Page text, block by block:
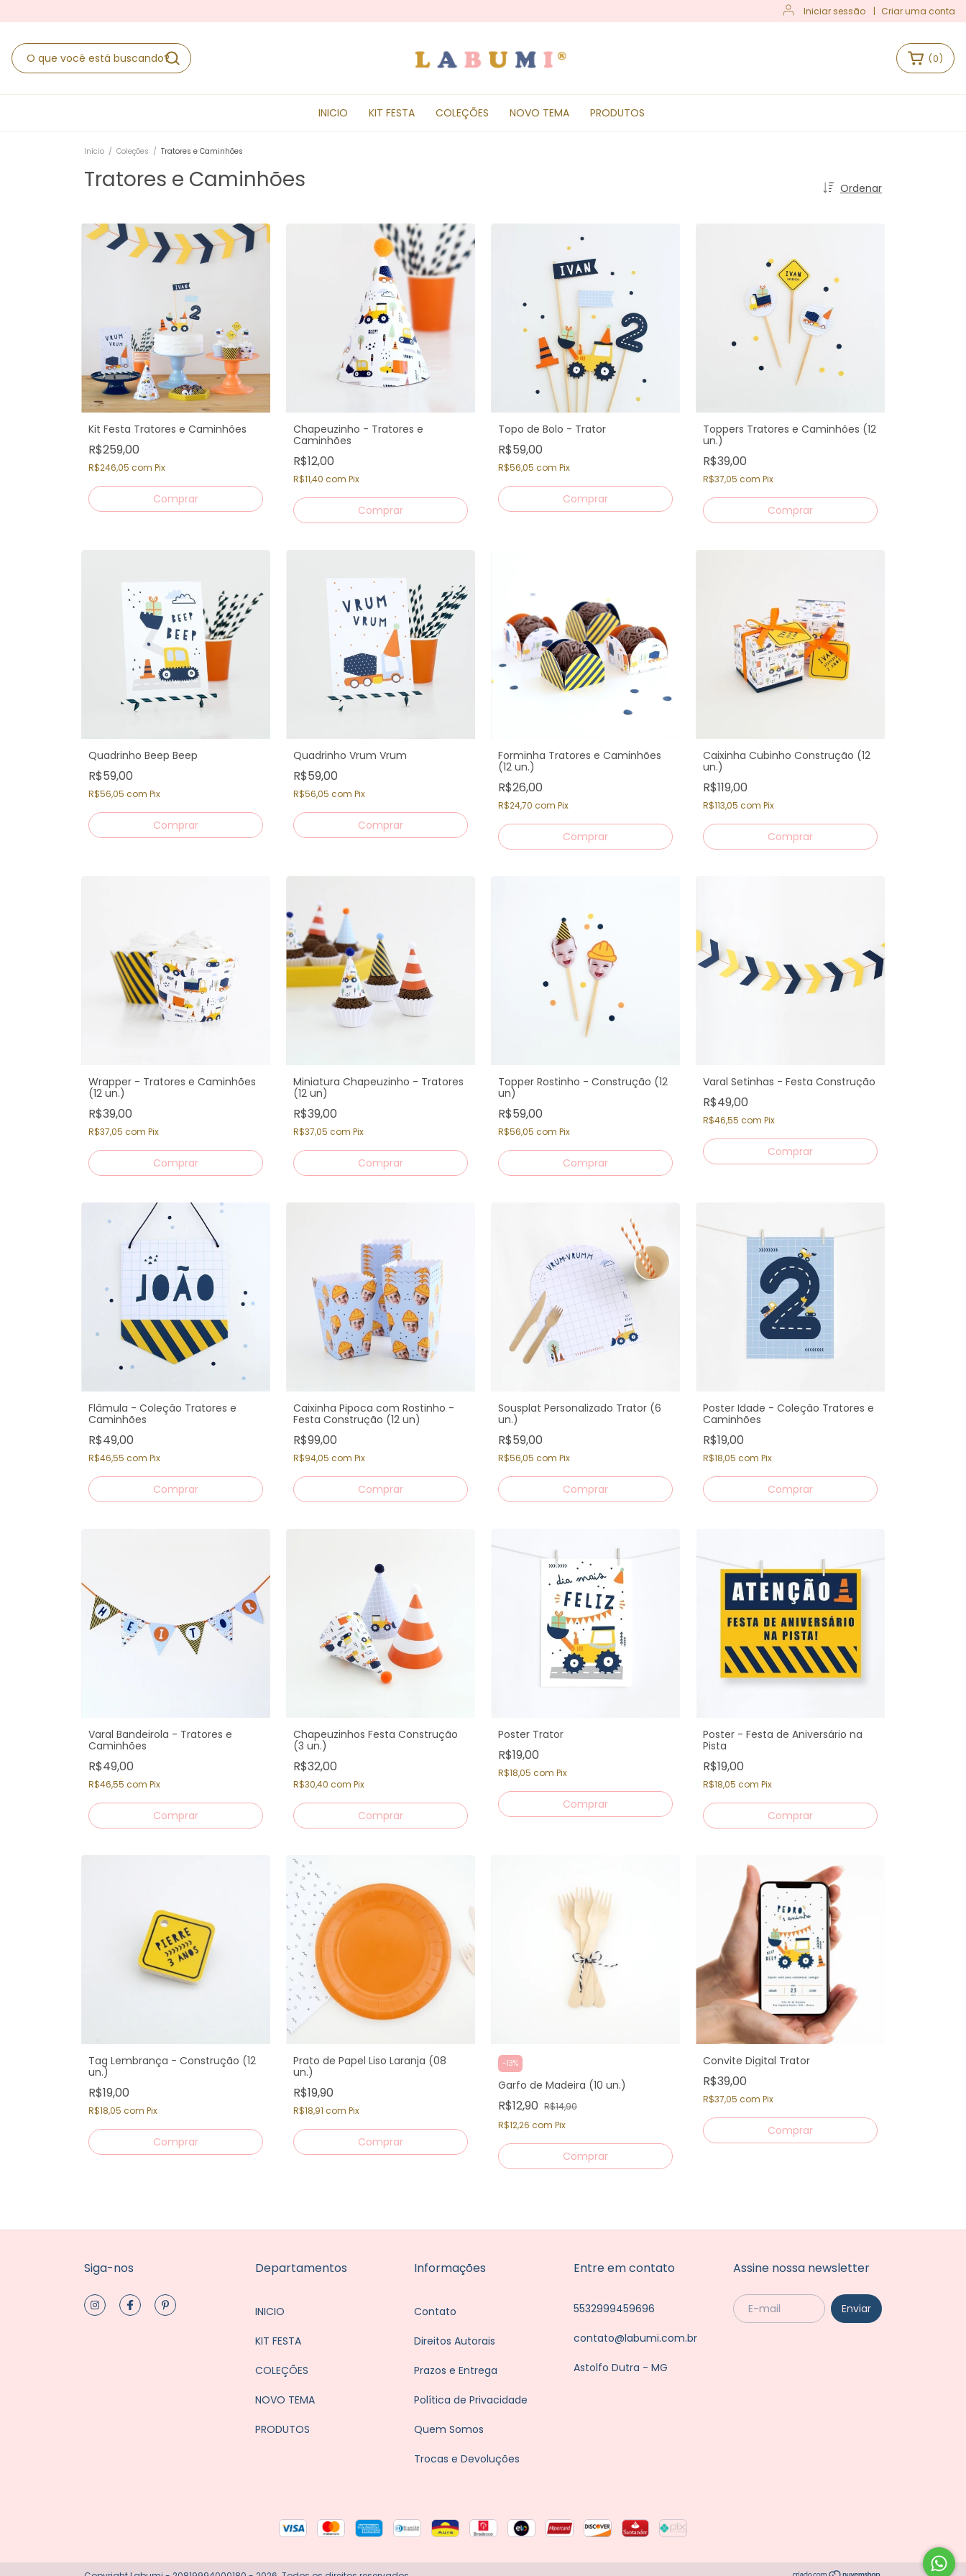
Iniciar sessão | Criar uma conta
(0)
INICIO KIT FESTA COLEÇÕES NOVO TEMA PRODUTOS
Início / Coleções / Tratores e Caminhões
Tratores e Caminhões Ordenar
Kit Festa Tratores e Caminhões
R$259,00
R$246,05 com Pix
Comprar
Chapeuzinho - Tratores e
Caminhões
R$12,00
R$11,40 com Pix
Topo de Bolo - Trator
R$59,00
R$56,05 com Pix
Toppers Tratores e Caminhões (12
un.)
R$39,00
R$37,05 com Pix
Quadrinho Beep Beep
R$59,00
R$56,05 com Pix
Quadrinho Vrum Vrum
R$59,00
R$56,05 com Pix
Forminha Tratores e Caminhões
(12 un.)
R$26,00
R$24,70 com Pix
Caixinha Cubinho Construção (12
un.)
R$119,00
R$113,05 com Pix
Wrapper - Tratores e Caminhões
(12 un.)
R$39,00
R$37,05 com Pix
Miniatura Chapeuzinho - Tratores
(12 un)
R$39,00
R$37,05 com Pix
Topper Rostinho - Construção (12
un)
R$59,00
R$56,05 com Pix
Varal Setinhas - Festa Construção
R$49,00
R$46,55 com Pix
Flâmula - Coleção Tratores e
Caminhões
R$49,00
R$46,55 com Pix
Caixinha Pipoca com Rostinho -
Festa Construção (12 un)
R$99,00
R$94,05 com Pix
Sousplat Personalizado Trator (6
un.)
R$59,00
R$56,05 com Pix
Poster Idade - Coleção Tratores e
Caminhões
R$19,00
R$18,05 com Pix
Varal Bandeirola - Tratores e
Caminhões
R$49,00
R$46,55 com Pix
Comprar
Chapeuzinhos Festa Construção
(3 un.)
R$32,00
R$30,40 com Pix
Poster Trator
R$19,00
R$18,05 com Pix
Poster - Festa de Aniversário na
Pista
R$19,00
R$18,05 com Pix
Tag Lembrança - Construção (12
un.)
R$19,00
R$18,05 com Pix
Prato de Papel Liso Laranja (08
un.)
R$19,90
R$18,91 com Pix
-13%
Garfo de Madeira (10 un.)
R$12,90 R$14,90
R$12,26 com Pix
Convite Digital Trator
R$39,00
R$37,05 com Pix
Siga-nos Departamentos
INICIO
KIT FESTA
COLEÇÕES
NOVO TEMA
PRODUTOS
Informações
Contato
Direitos Autorais
Prazos e Entrega
Política de Privacidade
Quem Somos
Trocas e Devoluções
Entre em contato
5532999459696
contato@labumi.com.br
Astolfo Dutra - MG
Assine nossa newsletter